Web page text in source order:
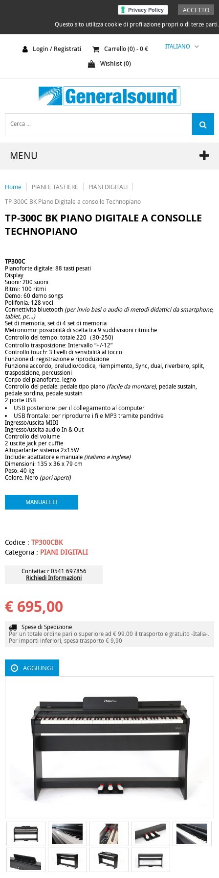
ACCETTO
Questo sito utilizza cookie di profilazione propri o di terze parti.
ITALIANO
Login / Registrati Carrello (0) -0€
Wishlist (0)
MENU
Home PIANI E TASTIERE
PIANI DIGITALI
TP-300C BK Piano Digitale a consolle Technopiano
TP-300C BK PIANO DIGITALE A CONSOLLE
TECHNOPIANO
TP300C
Pianoforte digitale: 88 tasti pesati
Display
Suoni: 200 suoni
Ritmi: 100 ritmi
Demo: 60 demo songs
Polifonia: 128 voci
Connettività bluetooth (per invio basi o audio di metodi didattici da smartphone,
tablet, pc...)
Set di memoria, set di 4 set di memoria
Metronomo: possibilità di scelta tra 9 suddivisioni ritmiche
Controllo del tempo: totale 220（30-250)
Controllo trasposizione: Intervallo “+/-12”
Controllo touch: 3 livelli di sensibilità al tocco
Funzione di registrazione e riproduzione
Funzione accordo, preludio/codice, riempimento, Sync, dual, riverbero, split,
trasposizione, percussioni
Corpo del pianoforte: legno
Controllo del pedale: pedale tipo piano (facile da montare), pedale sustain,
pedale sordina, pedale sustain
2 porte USB
USB posteriore: per il collegamento al computer
USB frontale: per riprodurre i file MP3 tramite pendrive
Ingresso/uscita MIDI
Ingresso/uscita audio In & Out
Controllo del volume
2 uscite jack per cuffie
Altoparlante: sistema 2x15W
Include: adattatore e manuale (italiano e inglese)
Dimensioni: 135 x 36 x 79 cm
Peso: 40 kg
Colore: Nero (pori aperti)
MANUALE IT
Codice : TP300CBK
Categoria : PIANI DIGITALI
Contattaci: 0541 697856
Richiedi Informazioni
€ 695,00
Spese di Spedizione
Per un totale ordine pari o superiore ad € 99.00 il trasporto è gratuito -Italia-.
Per importi inferiori, spesa trasporto € 9,90
AGGIUNGI